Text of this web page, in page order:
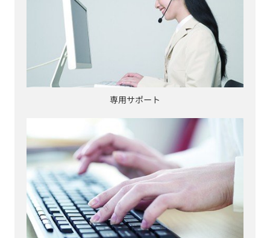
専用サポート